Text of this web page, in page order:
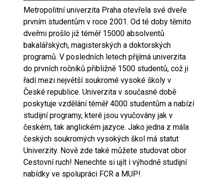
Metropolitní univerzita Praha otevřela své dveře
prvním studentům v roce 2001. Od té doby těmito
dveřmi prošlo již téměř 15000 absolventů
bakalářských, magisterských a doktorských
programů. V posledních letech přijímá univerzita
do prvních ročníků přibližně 1500 studentů, což ji
řadí mezi největší soukromé vysoké školy v
České republice. Univerzita v současné době
poskytuje vzdělání téměř 4000 studentům a nabízí
studijní programy, které jsou vyučovány jak v
českém, tak anglickém jazyce. Jako jedna z mála
českých soukromých vysokých škol má statut
Univerzity. Nově zde také můžete studovat obor
Cestovní ruch! Nenechte si ujít i výhodně studijní
nabídky ve spolupráci FCR a MUP!